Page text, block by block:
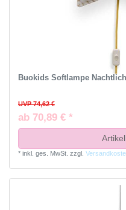
Buokids Softlampe
UVP 74,62 €
ab 70,89 € *
* inkl. ges. MwSt. zzgl.